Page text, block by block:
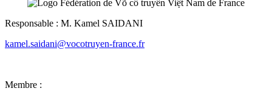
Responsable : M. Kamel SAIDANI
kamel.saidani@vocotruyen-france.fr
Membre :